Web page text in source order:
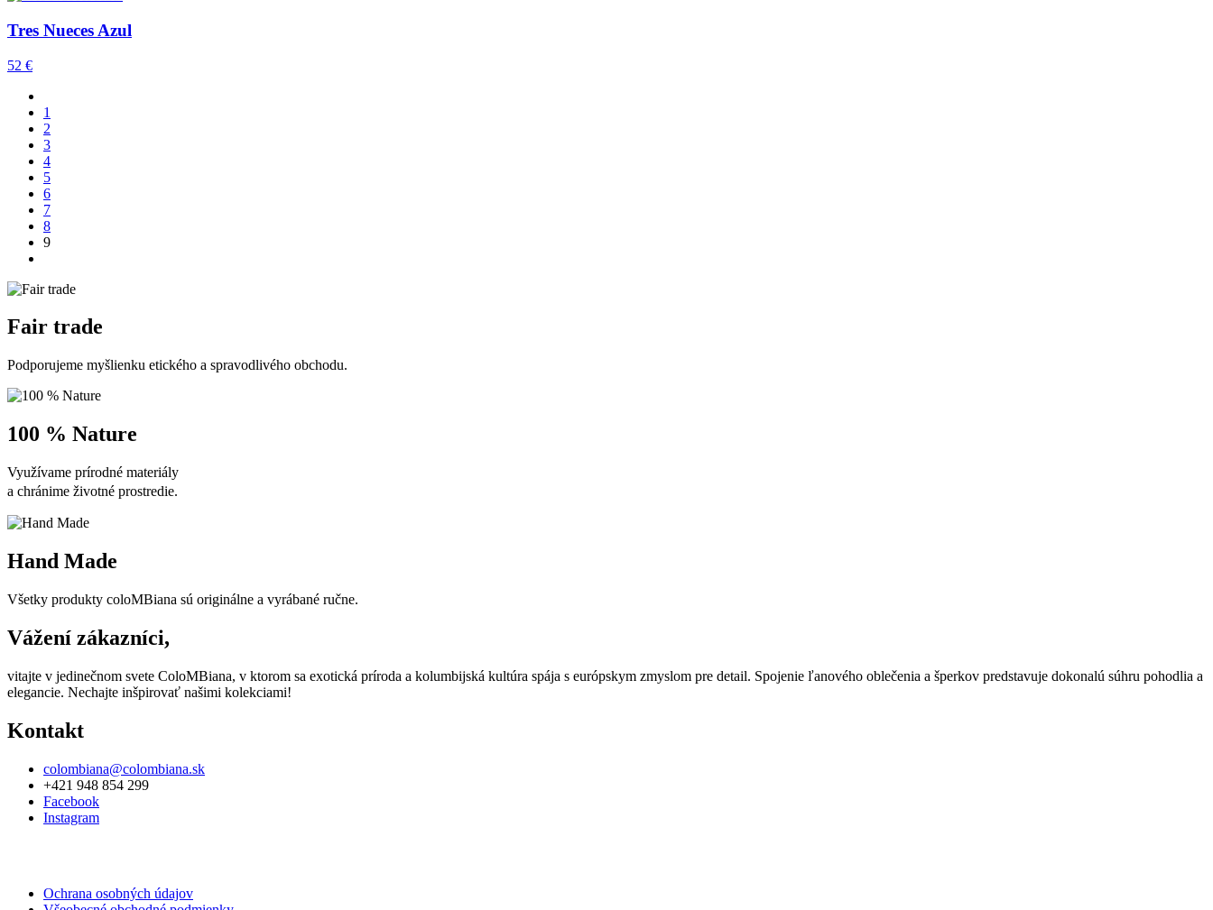
Tres Nueces Azul
52 €
1
2
3
4
5
6
7
8
9
Fair trade
Podporujeme myšlienku etického a spravodlivého obchodu.
100 % Nature
Využívame prírodné materiály
a chránime životné prostredie.
Hand Made
Všetky produkty coloMBiana sú originálne a vyrábané ručne.
Vážení zákazníci,
vitajte v jedinečnom svete ColoMBiana, v ktorom sa exotická príroda a kolumbijská kultúra spája s európskym zmyslom pre detail. Spojenie ľanového oblečenia a šperkov predstavuje dokonalú súhru pohodlia a
elegancie. Nechajte inšpirovať našimi kolekciami!
Kontakt
colombiana@colombiana.sk
+421 948 854 299
Facebook
Instagram
Ochrana osobných údajov